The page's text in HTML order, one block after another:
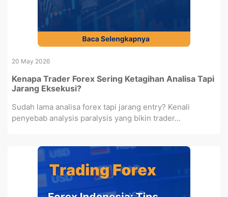
20 May 2026
Kenapa Trader Forex Sering Ketagihan Analisa Tapi
Jarang Eksekusi?
Sudah lama analisa forex tapi jarang entry? Kenali
penyebab analysis paralysis yang bikin trader...